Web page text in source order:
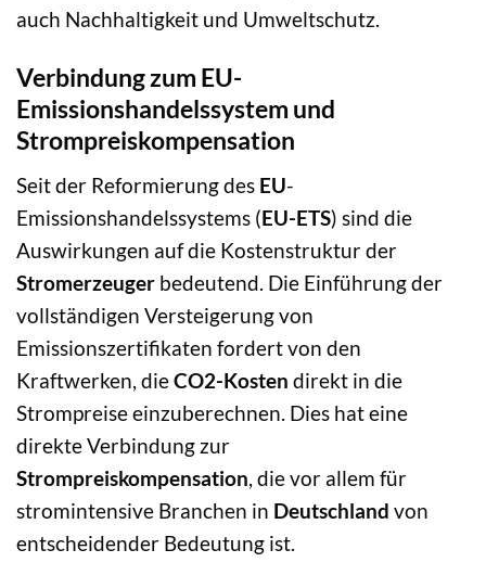
auch Nachhaltigkeit und Umweltschutz.
Verbindung zum EU-
Emissionshandelssystem und
Strompreiskompensation
Seit der Reformierung des EU-
Emissionshandelssystems (EU-ETS) sind die
Auswirkungen auf die Kostenstruktur der
Stromerzeuger bedeutend. Die Einführung der
vollständigen Versteigerung von
Emissionszertifikaten fordert von den
Kraftwerken, dieCO2-Kosten direkt in die
Strompreise einzuberechnen. Dies hat eine
direkte Verbindung zur
Strompreiskompensation, die vor allem für
stromintensive Branchen in Deutschland von
entscheidender Bedeutung ist.